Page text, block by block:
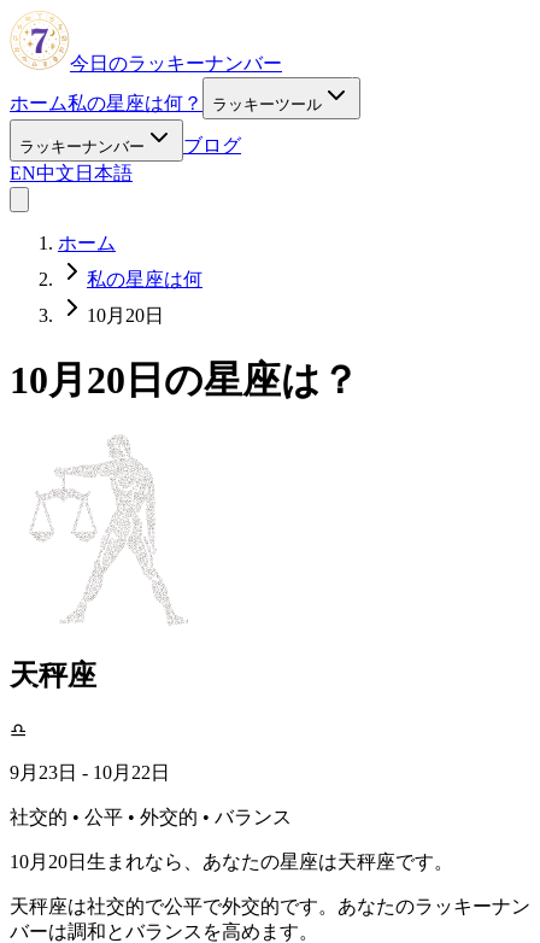
今日のラッキーナンバー
ホーム私の星座は何？ ラッキーツール
ラッキーナンバー
ブログ
EN中文 日本語
ホーム
私の星座は何
10月20日
10月20日の星座は？
天秤座
♎
9月23日 - 10月22日
社交的 • 公平 • 外交的 • バランス
10月20日生まれなら、あなたの星座は天秤座です。
天秤座は社交的で公平で外交的です。あなたのラッキーナン
バーは調和とバランスを高めます。